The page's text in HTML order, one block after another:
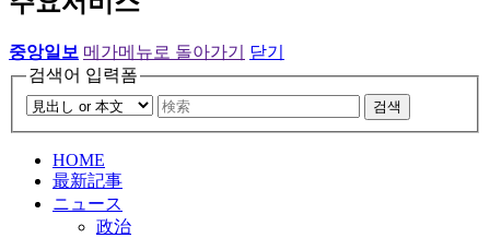
중앙일보 메가메뉴로 돌아가기
닫기
검색어 입력폼
검색
HOME
最新記事
ニュース
政治